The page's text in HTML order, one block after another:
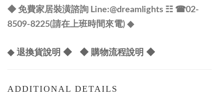
◆ 免費家居裝潢諮詢 Line:@dreamlights ☷ ☎02-
8509-8225(請在上班時間來電) ◆
◆ 退換貨說明 ◆ ◆ 購物流程說明 ◆
ADDITIONAL DETAILS